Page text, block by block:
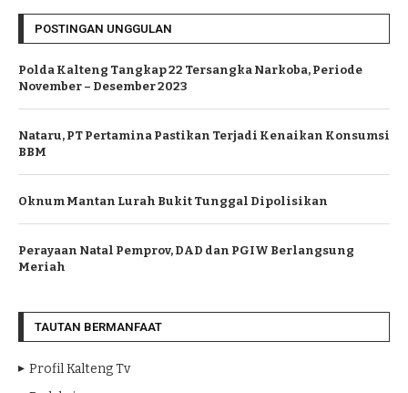
POSTINGAN UNGGULAN
Polda Kalteng Tangkap 22 Tersangka Narkoba, Periode
November – Desember 2023
Nataru, PT Pertamina Pastikan Terjadi Kenaikan Konsumsi
BBM
Oknum Mantan Lurah Bukit Tunggal Dipolisikan
Perayaan Natal Pemprov, DAD dan PGIW Berlangsung
Meriah
TAUTAN BERMANFAAT
Profil Kalteng Tv